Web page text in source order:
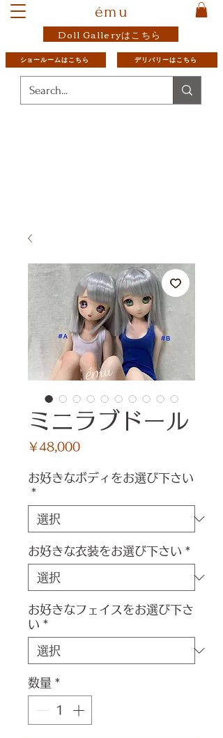
ému
Doll Galleryはこちら
ショールームはこちら デリバリーはこちら
ミニラブドール
￥48,000価
お好きなボディをお選び下さい
*
お好きな衣装をお選び下さい *
お好きなフェイスをお選び下さ
い *
数量 *